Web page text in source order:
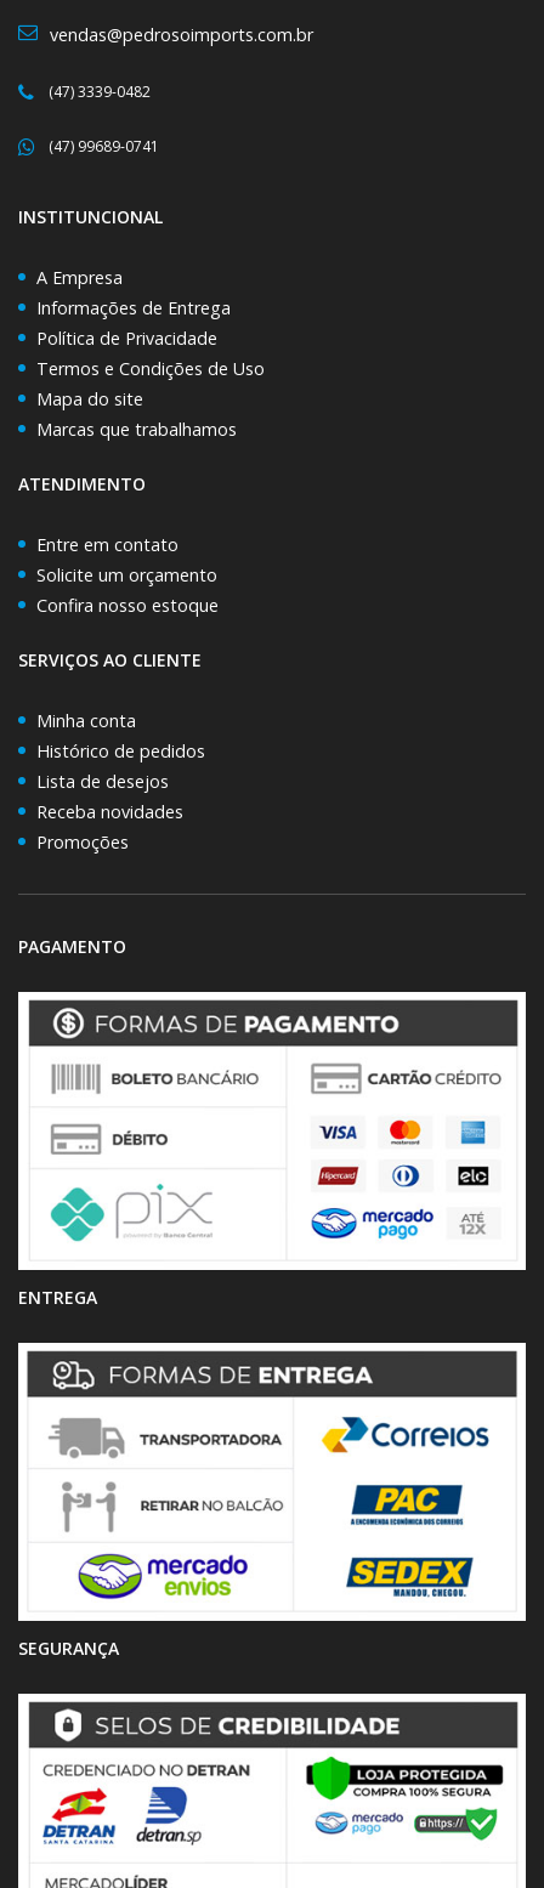
vendas@pedrosoimports.com.br
(47) 3339-0482
(47) 99689-0741
INSTITUNCIONAL
A Empresa
Informações de Entrega
Política de Privacidade
Termos e Condições de Uso
Mapa do site
Marcas que trabalhamos
ATENDIMENTO
Entre em contato
Solicite um orçamento
Confira nosso estoque
SERVIÇOS AO CLIENTE
Minha conta
Histórico de pedidos
Lista de desejos
Receba novidades
Promoções
PAGAMENTO
ENTREGA
SEGURANÇA